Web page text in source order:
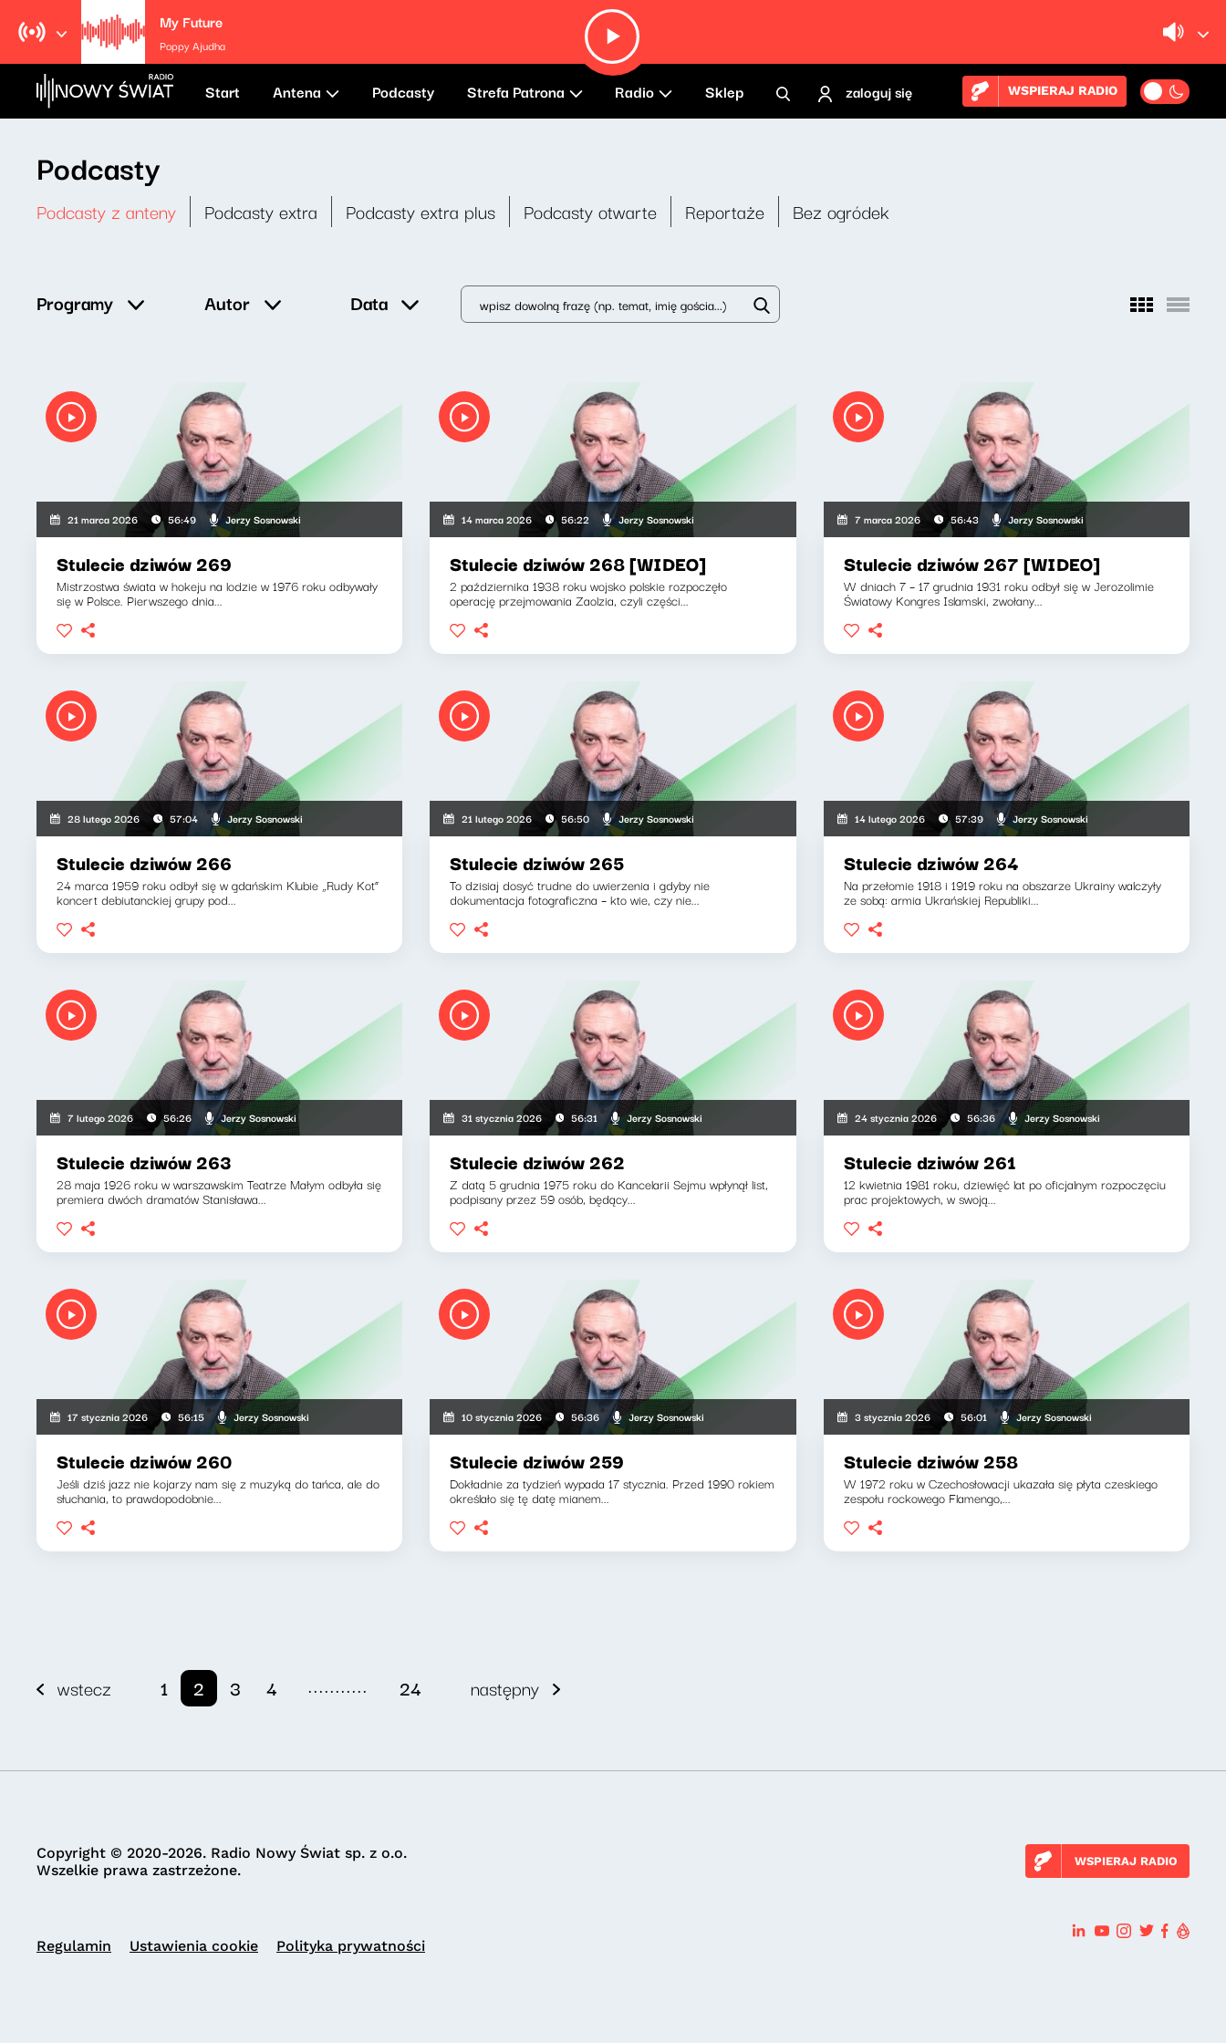
My Future
Poppy Ajudha
Start Antena Podcasty Strefa Patrona Radio Sklep zaloguj się WSPIERAJ RADIO
Podcasty
Podcasty z anteny Podcasty extra Podcasty extra plus Podcasty otwarte Reportaże Bez ogródek
Programy Autor Data
21 marca 2026 56:49 Jerzy Sosnowski
Stulecie dziwów 269
Mistrzostwa świata w hokeju na lodzie w 1976 roku odbywały
się w Polsce. Pierwszego dnia...
14 marca 2026 56:22 Jerzy Sosnowski
Stulecie dziwów 268 [WIDEO]
2 października 1938 roku wojsko polskie rozpoczęło
operację przejmowania Zaolzia, czyli części...
7 marca 2026 56:43 Jerzy Sosnowski
Stulecie dziwów 267 [WIDEO]
W dniach 7 – 17 grudnia 1931 roku odbył się w Jerozolimie
Światowy Kongres Islamski, zwołany...
28 lutego 2026 57:04 Jerzy Sosnowski
Stulecie dziwów 266
24 marca 1959 roku odbył się w gdańskim Klubie „Rudy Kot”
koncert debiutanckiej grupy pod...
21 lutego 2026 56:50 Jerzy Sosnowski
Stulecie dziwów 265
To dzisiaj dosyć trudne do uwierzenia i gdyby nie
dokumentacja fotograficzna – kto wie, czy nie...
14 lutego 2026 57:39 Jerzy Sosnowski
Stulecie dziwów 264
Na przełomie 1918 i 1919 roku na obszarze Ukrainy walczyły
ze sobą: armia Ukrańskiej Republiki...
7 lutego 2026 56:26 Jerzy Sosnowski
Stulecie dziwów 263
28 maja 1926 roku w warszawskim Teatrze Małym odbyła się
premiera dwóch dramatów Stanisława...
31 stycznia 2026 56:31 Jerzy Sosnowski
Stulecie dziwów 262
Z datą 5 grudnia 1975 roku do Kancelarii Sejmu wpłynął list,
podpisany przez 59 osób, będący...
24 stycznia 2026 56:36 Jerzy Sosnowski
Stulecie dziwów 261
12 kwietnia 1981 roku, dziewięć lat po oficjalnym rozpoczęciu
prac projektowych, w swoją...
17 stycznia 2026 56:15 Jerzy Sosnowski
Stulecie dziwów 260
Jeśli dziś jazz nie kojarzy nam się z muzyką do tańca, ale do
słuchania, to prawdopodobnie...
10 stycznia 2026 56:36 Jerzy Sosnowski
Stulecie dziwów 259
Dokładnie za tydzień wypada 17 stycznia. Przed 1990 rokiem
określało się tę datę mianem...
3 stycznia 2026 56:01 Jerzy Sosnowski
Stulecie dziwów 258
W 1972 roku w Czechosłowacji ukazała się płyta czeskiego
zespołu rockowego Flamengo,...
wstecz 1 2 3 4 ........... 24 następny
Copyright © 2020-2026. Radio Nowy Świat sp. z o.o.
Wszelkie prawa zastrzeżone.
WSPIERAJ RADIO
Regulamin Ustawienia cookie Polityka prywatności